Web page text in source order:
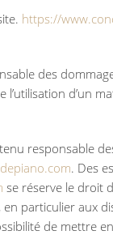
https://
des
l’utilisation d’un
responsable
. Des
se réserve le droit
particulier aux
de mettre